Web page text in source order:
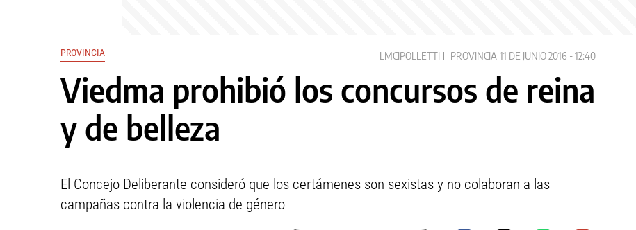
PROVINCIA LMCIPOLLETTI PROVINCIA 11 DE JUNIO 2016 - 12:40
Viedma prohibió los concursos de reina
y de belleza
El Concejo Deliberante consideró que los certámenes son sexistas y no colaboran a las
campañas contra la violencia de género